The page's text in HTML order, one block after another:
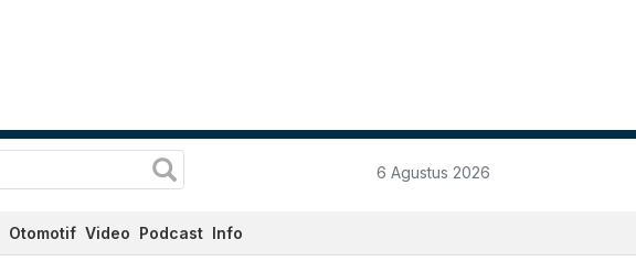
6 Agustus 2026
Otomotif Video Podcast Info